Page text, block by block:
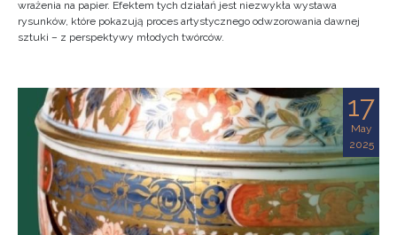
wrażenia na papier. Efektem tych działań jest niezwykła wystawa
rysunków, które pokazują proces artystycznego odwzorowania dawnej
sztuki – z perspektywy młodych twórców.
17
May
2025